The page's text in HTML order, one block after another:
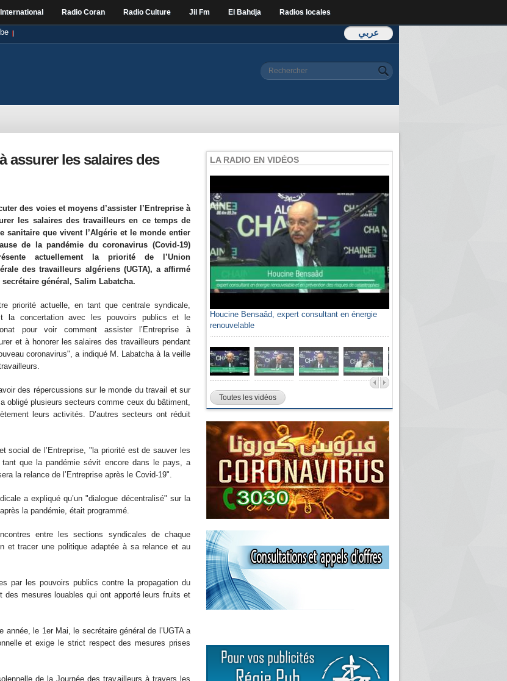
Radio Coran Radio Culture Jil Fm El Bahdja Radios locales
عربي
Formulaire de
Rechercher
assurer les salaires des
des voies et moyens d’assister l’Entreprise à
les salaires des travailleurs en ce temps de
sanitaire que vivent l’Algérie et le monde entier
de la pandémie du coronavirus (Covid-19)
actuellement la priorité de l’Union
des travailleurs algériens (UGTA), a affirmé
secrétaire général, Salim Labatcha.
priorité actuelle, en tant que centrale syndicale,
la concertation avec les pouvoirs publics et le
pour voir comment assister l’Entreprise à
et à honorer les salaires des travailleurs pendant
coronavirus", a indiqué M. Labatcha à la veille
des répercussions sur le monde du travail et sur
obligé plusieurs secteurs comme ceux du bâtiment,
leurs activités. D’autres secteurs ont réduit
social de l’Entreprise, "la priorité est de sauver les
que la pandémie sévit encore dans le pays, a
la relance de l’Entreprise après le Covid-19".
a expliqué qu’un "dialogue décentralisé" sur la
la pandémie, était programmé.
entre les sections syndicales de chaque
et tracer une politique adaptée à sa relance et au
par les pouvoirs publics contre la propagation du
mesures louables qui ont apporté leurs fruits et
le 1er Mai, le secrétaire général de l’UGTA a
et exige le strict respect des mesures prises
de la Journée des travailleurs à travers les
LA RADIO EN VIDÉOS
Houcine Bensaâd, expert consultant en énergie
renouvelable
Toutes les vidéos